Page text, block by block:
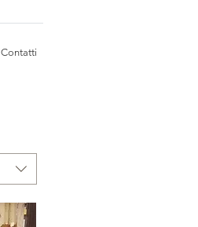
Contatti